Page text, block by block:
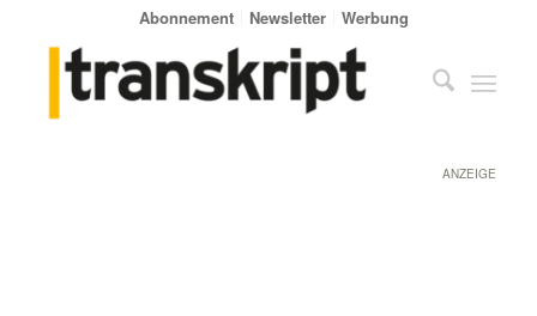
Abonnement Newsletter Werbung
ANZEIGE